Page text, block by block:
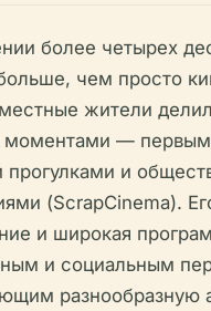
более четырех
чем просто
жители
моментами —
и
(ScrapCinema).
и широкая
и социальным
разнообразную